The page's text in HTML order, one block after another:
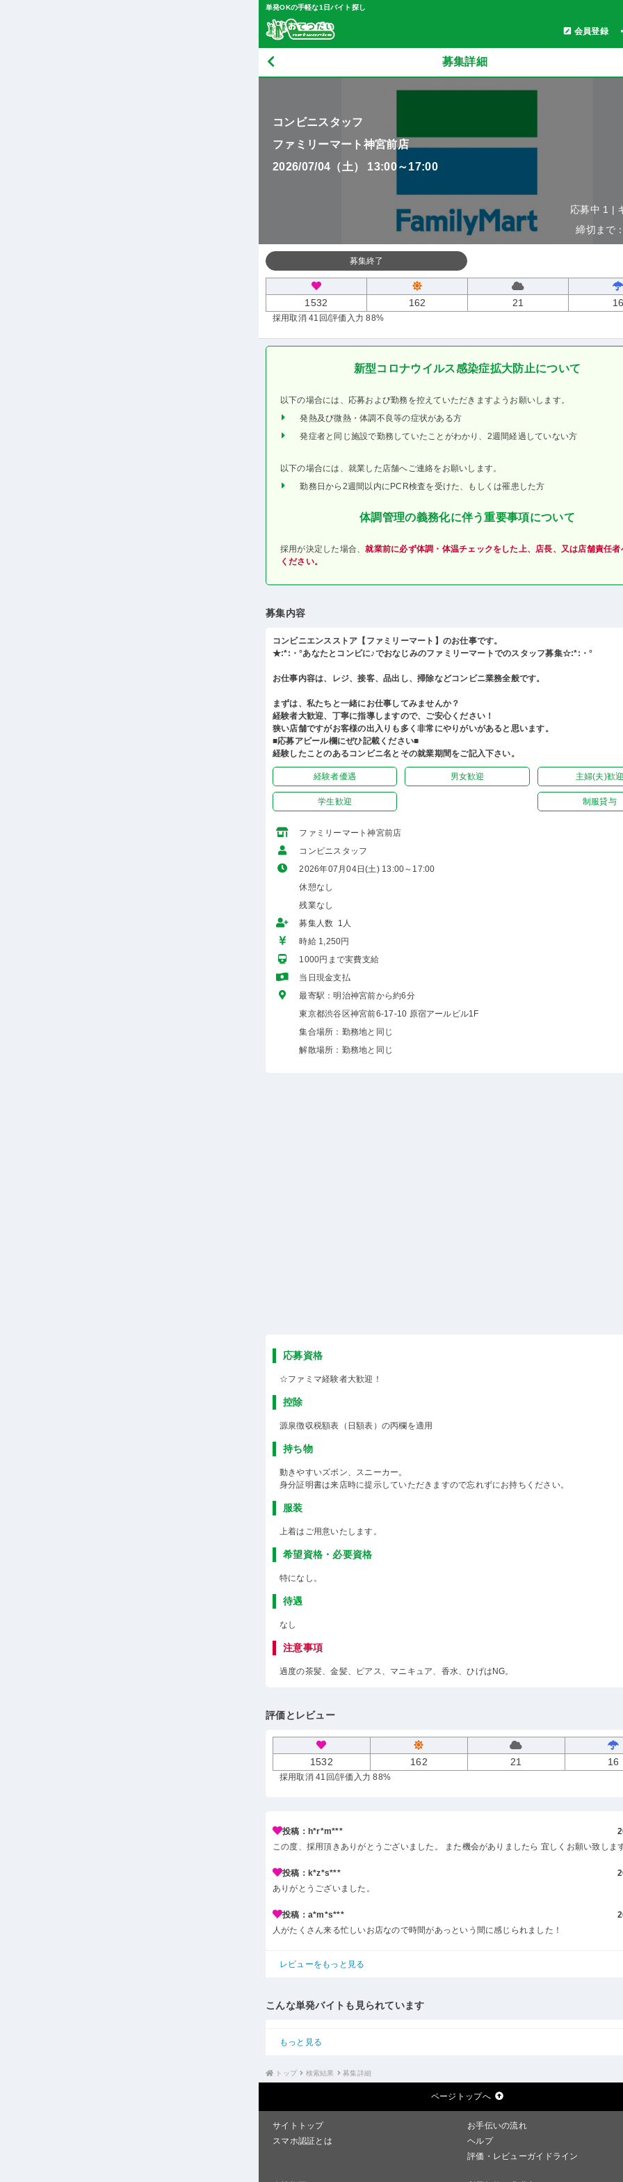
単発OKの手軽な1日バイト探し
会員登録
募集詳細
コンビニスタッフ
ファミリーマート神宮前店
2026/07/04（土） 13:00～17:00
応募中 1 |
締切まで
募集終了
1532 162 21
採用取消 41回/評価入力 88%
新型コロナウイルス感染症拡大防止について
以下の場合には、応募および勤務を控えていただきますようお願いします。
発熱及び微熱・体調不良等の症状がある方
発症者と同じ施設で勤務していたことがわかり、2週間経過していない方
以下の場合には、就業した店舗へご連絡をお願いします。
勤務日から2週間以内にPCR検査を受けた、もしくは罹患した方
体調管理の義務化に伴う重要事項について
採用が決定した場合、就業前に必ず体調・体温チェックをした上、店長、又は店舗責任者
ください。
募集内容
コンビニエンスストア【ファミリーマート】のお仕事です。
★:*:・°あなたとコンビに♪でおなじみのファミリーマートでのスタッフ募集☆:*:・°
お仕事内容は、レジ、接客、品出し、掃除などコンビニ業務全般です。
まずは、私たちと一緒にお仕事してみませんか？
経験者大歓迎、丁寧に指導しますので、ご安心ください！
狭い店舗ですがお客様の出入りも多く非常にやりがいがあると思います。
■応募アピール欄にぜひ記載ください■
経験したことのあるコンビニ名とその就業期間をご記入下さい。
経験者優遇 男女歓迎 主婦(夫)歓
学生歓迎 制服貸与
ファミリーマート神宮前店
コンビニスタッフ
2026年07月04日(土) 13:00～17:00
休憩なし
残業なし
募集人数 1人
時給 1,250円
1000円まで実費支給
当日現金支払
最寄駅：明治神宮前から約6分
東京都渋谷区神宮前6-17-10 原宿アールビル1F
集合場所：勤務地と同じ
解散場所：勤務地と同じ
応募資格
☆ファミマ経験者大歓迎！
控除
源泉徴収税額表（日額表）の丙欄を適用
持ち物
動きやすいズボン、スニーカー。
身分証明書は来店時に提示していただきますので忘れずにお持ちください。
服装
上着はご用意いたします。
希望資格・必要資格
特になし。
待遇
なし
注意事項
過度の茶髪、金髪、ピアス、マニキュア、香水、ひげはNG。
評価とレビュー
1532 162 21 16
採用取消 41回/評価入力 88%
投稿：h*r*m***
この度、採用頂きありがとうございました。 また機会がありましたら 宜しくお願い致しま
投稿：k*z*s***
ありがとうございました。
投稿：a*m*s***
人がたくさん来る忙しいお店なので時間があっという間に感じられました！
レビューをもっと見る
こんな単発バイトも見られています
もっと見る
トップ 検索結果 募集詳細
ページトップへ
サイトトップ
お手伝いの流れ
スマホ認証とは
ヘルプ
評価・レビューガイドライン